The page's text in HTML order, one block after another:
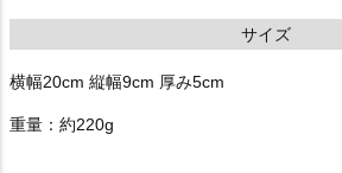
サイズ
横幅20cm 縦幅9cm 厚み5cm
重量：約220g